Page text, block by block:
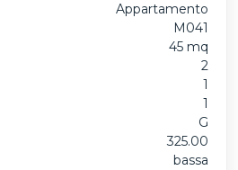
Appartamento
M041
45 mq
2
1
1
G
325.00
bassa